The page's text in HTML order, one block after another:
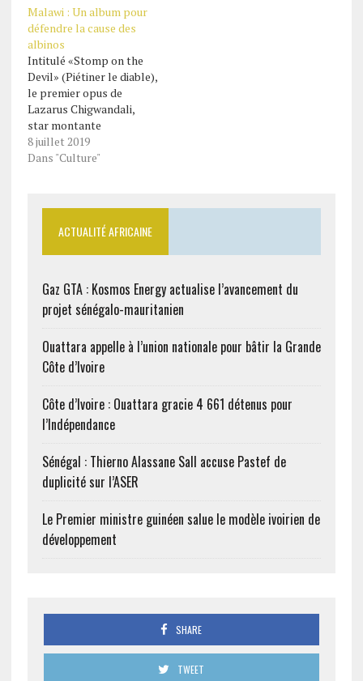
Malawi : Un album pour
défendre la cause des
albinos
Intitulé «Stomp on the
Devil» (Piétiner le diable),
le premier opus de
Lazarus Chigwandali,
star montante
localement, sort en
septembre prochain.
8 juillet 2019
Dans "Culture"
ACTUALITÉ AFRICAINE
Gaz GTA : Kosmos Energy actualise l’avancement du
projet sénégalo-mauritanien
Ouattara appelle à l’union nationale pour bâtir la Grande
Côte d’Ivoire
Côte d’Ivoire : Ouattara gracie 4 661 détenus pour
l’Indépendance
Sénégal : Thierno Alassane Sall accuse Pastef de
duplicité sur l’ASER
Le Premier ministre guinéen salue le modèle ivoirien de
développement
SHARE
TWEET